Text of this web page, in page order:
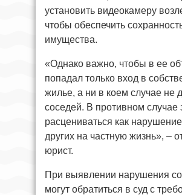
установить видеокамеру
чтобы обеспечить
имущества.
«Однако важно, чтобы в ее
попадал только вход в
жилье, а ни в коем случае не
соседей. В противном случае
расцениваться как
других на частную жизнь», –
юрист.
При выявлении нарушения
могут обратиться в суд с